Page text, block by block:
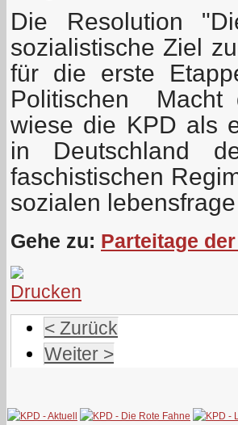
Die Resolution
sozialistische Ziel
für die erste
Politischen Macht
wiese die KPD als
in Deutschland
faschistischen
sozialen
Gehe zu: Parteitage
< Zurück
Weiter >